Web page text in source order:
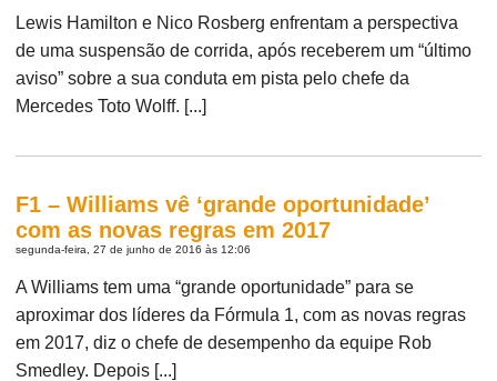
Lewis Hamilton e Nico Rosberg enfrentam a perspectiva
de uma suspensão de corrida, após receberem um “último
aviso” sobre a sua conduta em pista pelo chefe da
Mercedes Toto Wolff. [...]
F1 – Williams vê ‘grande oportunidade’
com as novas regras em 2017
segunda-feira, 27 de junho de 2016 às 12:06
A Williams tem uma “grande oportunidade” para se
aproximar dos líderes da Fórmula 1, com as novas regras
em 2017, diz o chefe de desempenho da equipe Rob
Smedley. Depois [...]